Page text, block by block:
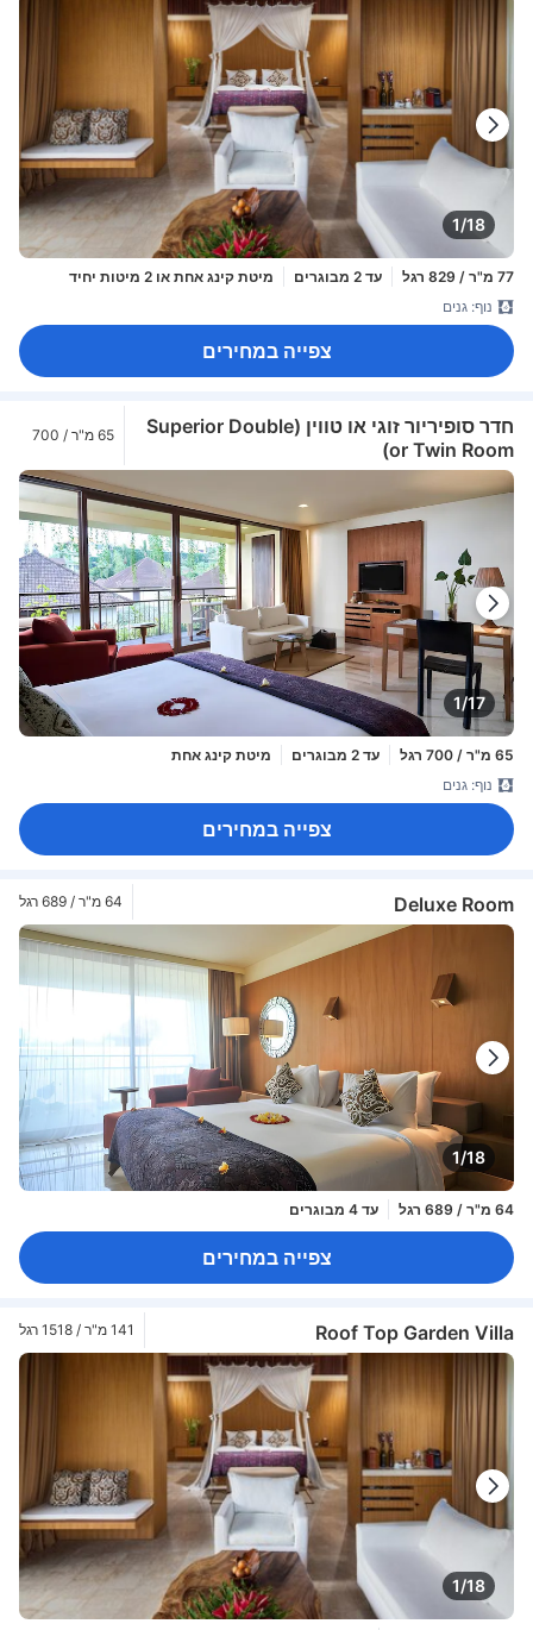
1/18
77 מ"ר / 829 רגל עד 2 מבוגרים
מיטת קינג אחת או 2 מיטות יחיד
נוף: גנים
צפייה במחירים
חדר סופיריור זוגי או טווין (Superior Double
or Twin Room)
65 מ"ר / 700
1/17
65 מ"ר / 700 רגל עד 2 מבוגרים
מיטת קינג אחת
נוף: גנים
צפייה במחירים
Deluxe Room 64 מ"ר / 689 רגל
1/18
64 מ"ר / 689 רגל עד 4 מבוגרים
צפייה במחירים
Roof Top Garden Villa 141 מ"ר / 1518 רגל
1/18